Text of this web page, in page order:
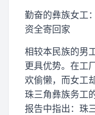
勤奋的彝族女工
资全寄回家
相较本民族的男
更具优势。在工
欢偷懒，而女工
珠三角彝族务工
报告中指出：珠